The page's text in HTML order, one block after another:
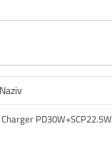
Naziv
PD30W+SCP22.5W